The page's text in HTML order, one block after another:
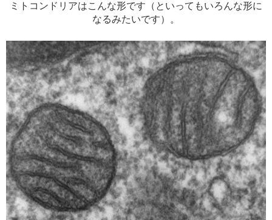
ミトコンドリアはこんな形です（といってもいろんな形に
なるみたいです）。